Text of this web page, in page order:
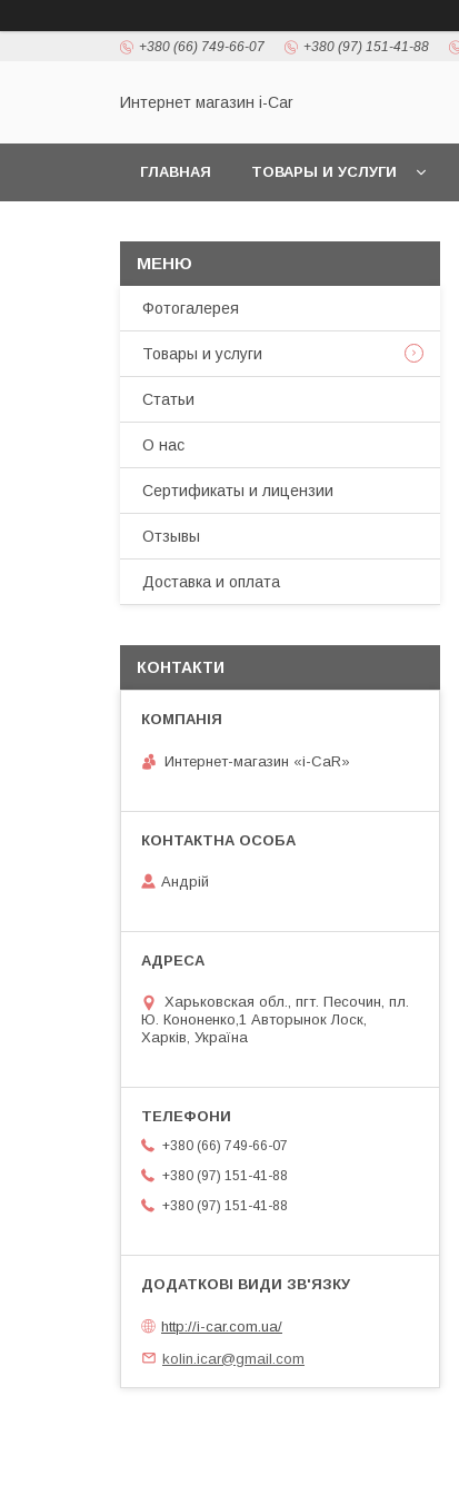
+380 (66) 749-66-07 +380 (97) 151-41-88
Интернет магазин i-Car
ГЛАВНАЯ ТОВАРЫ И УСЛУГИ
Фотогалерея
Товары и услуги
Статьи
О нас
Сертификаты и лицензии
Отзывы
Доставка и оплата
КОНТАКТИ
Интернет-магазин «i-CaR»
Андрiй
Харьковская обл., пгт. Песочин, пл.
Ю. Кононенко,1 Авторынок Лоск,
Харків, Україна
+380 (66) 749-66-07
+380 (97) 151-41-88
+380 (97) 151-41-88
http://i-car.com.ua/
kolin.icar@gmail.com